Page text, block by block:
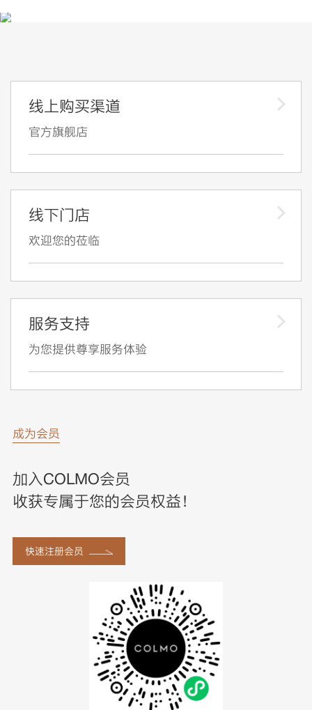
线上购买渠道
官方旗舰店
线下门店
欢迎您的莅临
服务支持
为您提供尊享服务体验
成为会员
加入COLMO会员
收获专属于您的会员权益！
快速注册会员